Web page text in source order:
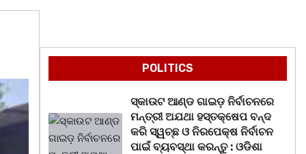
POLITICS
ସ୍କାଉଟ ଆଣ୍ଡ ଗାଇଡ଼ ନିର୍ବାଚନରେ
ମନ୍ତ୍ରୀ ଅଯଥା ହସ୍ତକ୍ଷେପ ବନ୍ଦ
କରି ସ୍ୱଚ୍ଛ ଓ ନିରପେକ୍ଷ ନିର୍ବାଚନ
ପାଇଁ ବ୍ୟବସ୍ଥା କରନ୍ତୁ : ଓଡିଶା